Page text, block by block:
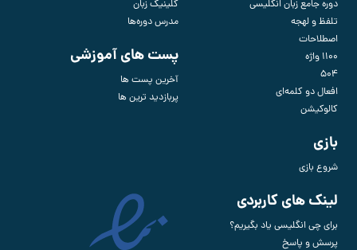
دوره جامع زبان انگلیسی
تلفظ و لهجه
اصطلاحات
1100 واژه
504
افعال دو کلمه‌ای
کالوکیشن
بازی
شروع بازی
کلینیک زبان
مدرس دوره‌ها
پست های آموزشی
آخرین پست ها
پربازدید ترین ها
لینک های کاربردی
برای چی انگلیسی یاد بگیریم؟
پرسش و پاسخ